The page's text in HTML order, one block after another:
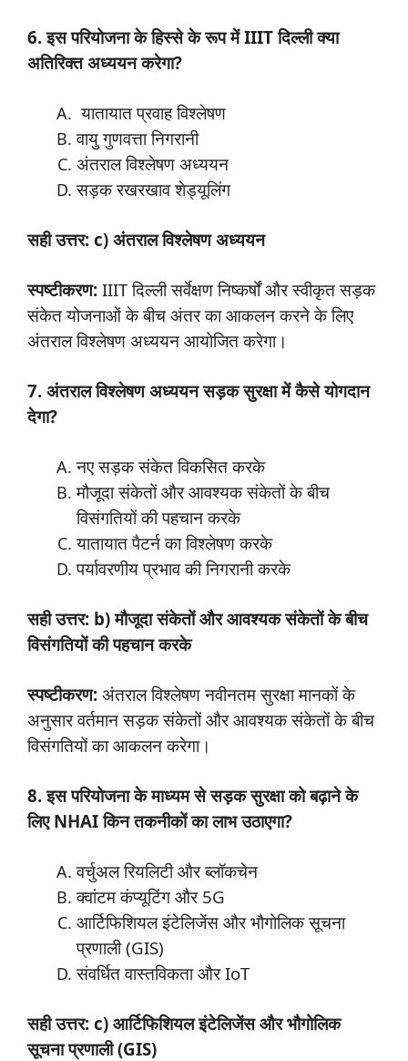
6. इस परियोजना के हिस्से के रूप में IIIT दिल्ली क्या
अतिरिक्त अध्ययन करेगा?
यातायात प्रवाह विश्लेषण
वायु गुणवत्ता निगरानी
अंतराल विश्लेषण अध्ययन
सड़क रखरखाव शेड्यूलिंग
सही उत्तर: c) अंतराल विश्लेषण अध्ययन
स्पष्टीकरण: IIIT दिल्ली सर्वेक्षण निष्कर्षों और स्वीकृत सड़क
संकेत योजनाओं के बीच अंतर का आकलन करने के लिए
अंतराल विश्लेषण अध्ययन आयोजित करेगा।
7. अंतराल विश्लेषण अध्ययन सड़क सुरक्षा में कैसे योगदान
देगा?
नए सड़क संकेत विकसित करके
मौजूदा संकेतों और आवश्यक संकेतों के बीच
विसंगतियों की पहचान करके
यातायात पैटर्न का विश्लेषण करके
पर्यावरणीय प्रभाव की निगरानी करके
सही उत्तर: b) मौजूदा संकेतों और आवश्यक संकेतों के बीच
विसंगतियों की पहचान करके
स्पष्टीकरण: अंतराल विश्लेषण नवीनतम सुरक्षा मानकों के
अनुसार वर्तमान सड़क संकेतों और आवश्यक संकेतों के बीच
विसंगतियों का आकलन करेगा।
8. इस परियोजना के माध्यम से सड़क सुरक्षा को बढ़ाने के
लिए NHAI किन तकनीकों का लाभ उठाएगा?
वर्चुअल रियलिटी और ब्लॉकचेन
क्वांटम कंप्यूटिंग और 5G
आर्टिफिशियल इंटेलिजेंस और भौगोलिक सूचना
प्रणाली (GIS)
संवर्धित वास्तविकता और IoT
सही उत्तर: c) आर्टिफिशियल इंटेलिजेंस और भौगोलिक
सूचना प्रणाली (GIS)